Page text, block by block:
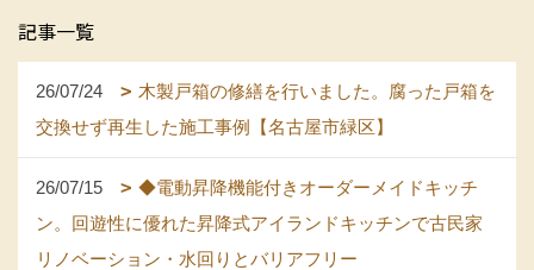
記事一覧
26/07/24
木製戸箱の修繕を行いました。腐った戸箱を
交換せず再生した施工事例【名古屋市緑区】
26/07/15
◆電動昇降機能付きオーダーメイドキッチ
ン。回遊性に優れた昇降式アイランドキッチンで古民家
リノベーション・水回りとバリアフリー